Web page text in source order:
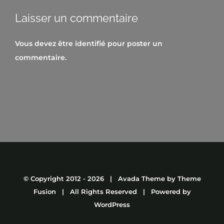
Laisser un commentaire
Vous devez être identifié pour poster un
commentaire.
© Copyright 2012 - 2026 | Avada Theme by Theme
Fusion | All Rights Reserved | Powered by
WordPress